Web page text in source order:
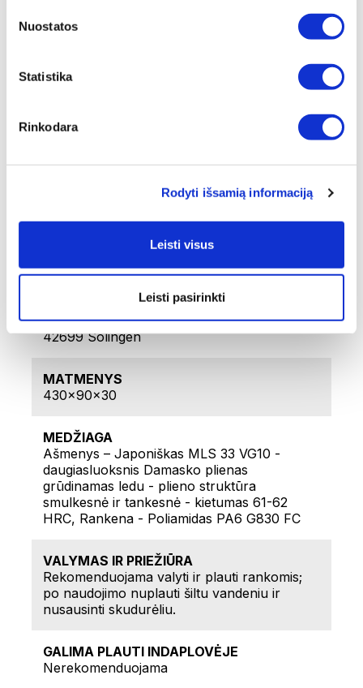
Nuostatos
Statistika
Rinkodara
Rodyti išsamią informaciją
Leisti visus
Leisti pasirinkti
pokyčius, atsiradusius normaliomis
naudojimo sąlygomis, įbrėžimus ir įtrūkimus,
pažeidimus dėl netinkamo peilių naudojimo,
BENDRAS SVORIS [KG]
GRYNASIS SVORIS [KG]
FELIX SOLINGEN GmbH , An den Eichen 6,
42699 Solingen
MATMENYS
430x90x30
MEDŽIAGA
Ašmenys – Japoniškas MLS 33 VG10 -
daugiasluoksnis Damasko plienas
grūdinamas ledu - plieno struktūra
smulkesnė ir tankesnė - kietumas 61-62
HRC, Rankena - Poliamidas PA6 G830 FC
VALYMAS IR PRIEŽIŪRA
Rekomenduojama valyti ir plauti rankomis;
po naudojimo nuplauti šiltu vandeniu ir
nusausinti skudurėliu.
GALIMA PLAUTI INDAPLOVĖJE
Nerekomenduojama